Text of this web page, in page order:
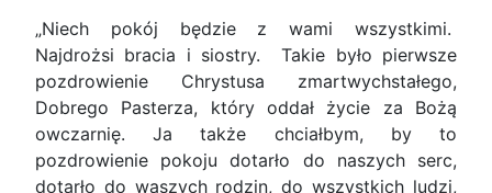
„Niech pokój będzie z wami wszystkimi.
Najdrożsi bracia i siostry. Takie było pierwsze
pozdrowienie Chrystusa zmartwychstałego,
Dobrego Pasterza, który oddał życie za Bożą
owczarnię. Ja także chciałbym, by to
pozdrowienie pokoju dotarło do naszych serc,
dotarło do waszych rodzin, do wszystkich ludzi,